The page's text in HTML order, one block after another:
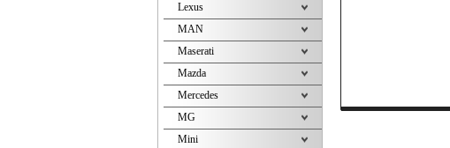
Lexus
MAN
Maserati
Mazda
Mercedes
MG
Mini